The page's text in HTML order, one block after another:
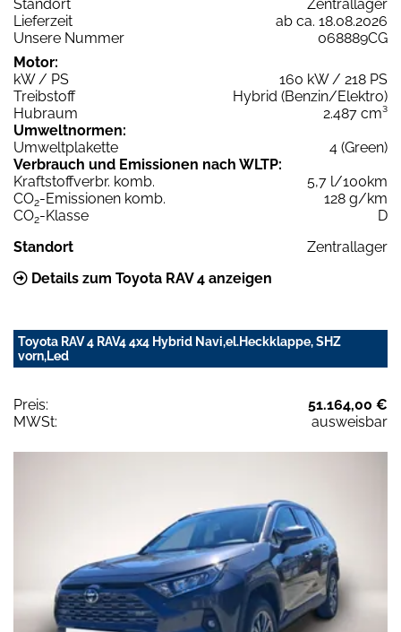
Standort
Zentrallager
Lieferzeit
ab ca. 18.08.2026
Unsere Nummer
068889CG
Motor:
kW / PS
160 kW / 218 PS
Treibstoff
Hybrid (Benzin/Elektro)
Hubraum
2.487 cm³
Umweltnormen:
Umweltplakette
4 (Green)
Verbrauch und Emissionen nach WLTP:
Kraftstoffverbr. komb.
5,7 l/100km
CO2-Emissionen komb.
128 g/km
CO2-Klasse
D
Standort
Zentrallager
Details zum Toyota RAV 4 anzeigen
Toyota RAV 4 RAV4 4x4 Hybrid Navi,el.Heckklappe, SHZ
vorn,Led
Preis:
51.164,00 €
MWSt:
ausweisbar